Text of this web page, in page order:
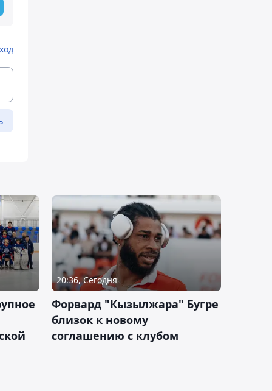
20:36, Сегодня
Форвард "Кызылжара" Бугре
близок к новому
соглашению с клубом